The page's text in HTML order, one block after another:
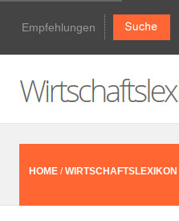
Empfehlungen
HOME /WIRTSCHAFTSLEXIKON